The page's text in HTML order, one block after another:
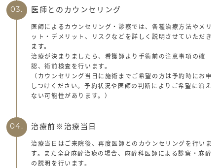
03. 医師とのカウンセリング
医師によるカウンセリング・診察では、各種治療方法やメリ
ット・デメリット、リスクなどを詳しく説明させていただき
ます。
治療が決まりましたら、看護師より手術前の注意事項の確
認、術前検査を行います。
（カウンセリング当日に施術までご希望の方は予約時にお申
しつけください。予約状況や医師の判断によりご希望に沿え
ない可能性があります。）
04. 治療前※治療当日
治療当日はご来院後、再度医師とのカウンセリングを行いま
す。また全身麻酔治療の場合、麻酔科医師による診察・麻酔
の説明を行います。